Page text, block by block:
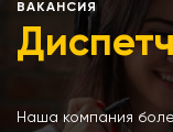
ВАКАНСИЯ
Наша компания